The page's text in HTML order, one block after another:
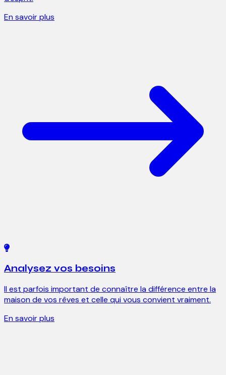
En savoir plus
Analysez vos besoins
Il est parfois important de connaître la différence entre la
maison de vos rêves et celle qui vous convient vraiment.
En savoir plus